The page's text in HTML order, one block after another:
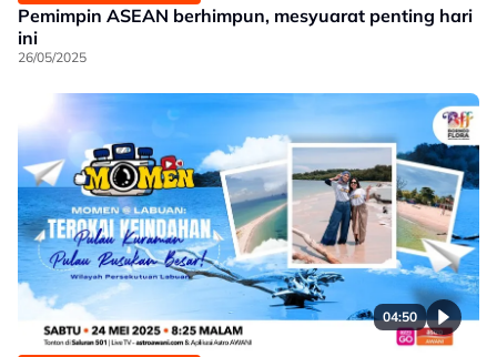
Pemimpin ASEAN berhimpun, mesyuarat penting hari
ini
26/05/2025
04:50